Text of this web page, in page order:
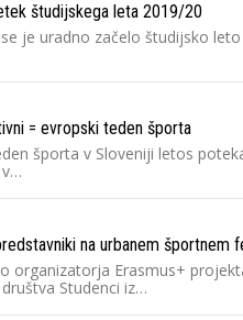
študijskega leta 2019/20
je uradno začelo študijsko
= evropski teden športa
športa v Sloveniji letos
v…
na urbanem športnem
organizatorja Erasmus+
Studenci iz…